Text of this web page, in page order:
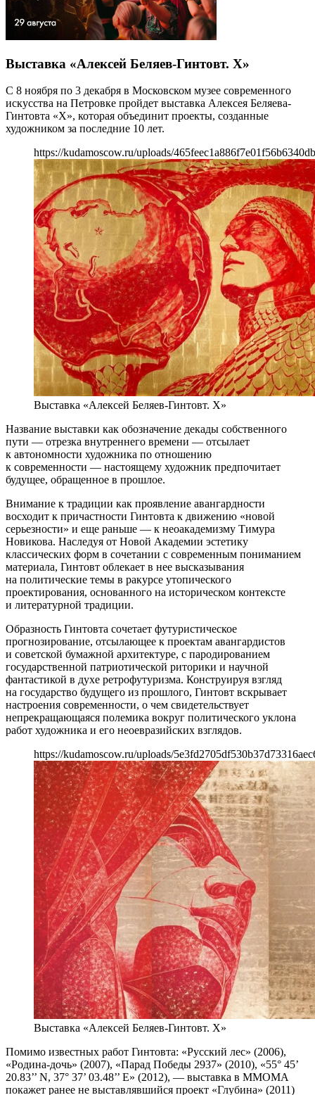
Выставка «Алексей Беляев-Гинтовт. Х»
С 8 ноября по 3 декабря в Московском музее современного
искусства на Петровке пройдет выставка Алексея Беляева-
Гинтовта «Х», которая объединит проекты, созданные
художником за последние 10 лет.
https://kudamoscow.ru/uploads/
Выставка «Алексей Беляев-Гинтовт. Х»
Название выставки как обозначение декады собственного
пути — отрезка внутреннего времени — отсылает
к автономности художника по отношению
к современности — настоящему художник предпочитает
будущее, обращенное в прошлое.
Внимание к традиции как проявление авангардности
восходит к причастности Гинтовта к движению «новой
серьезности» и еще раньше — к неоакадемизму Тимура
Новикова. Наследуя от Новой Академии эстетику
классических форм в сочетании с современным пониманием
материала, Гинтовт облекает в нее высказывания
на политические темы в ракурсе утопического
проектирования, основанного на историческом контексте
и литературной традиции.
Образность Гинтовта сочетает футуристическое
прогнозирование, отсылающее к проектам авангардистов
и советской бумажной архитектуре, с пародированием
государственной патриотической риторики и научной
фантастикой в духе ретрофутуризма. Конструируя взгляд
на государство будущего из прошлого, Гинтовт вскрывает
настроения современности, о чем свидетельствует
непрекращающаяся полемика вокруг политического уклона
работ художника и его неоевразийских взглядов.
https://kudamoscow.ru/uploads/
Выставка «Алексей Беляев-Гинтовт. Х»
Помимо известных работ Гинтовта: «Русский лес» (2006),
«Родина-дочь» (2007), «Парад Победы 2937» (2010), «55° 45’
20.83’’ N, 37° 37’ 03.48’’ E» (2012), — выставка в ММОМА
покажет ранее не выставлявшийся проект «Глубина» (2011)